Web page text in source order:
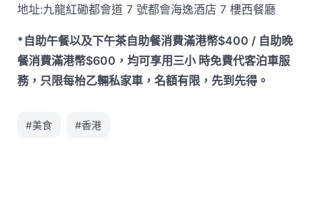
地址:九龍紅磡都會道 7 號都會海逸酒店 7 樓西餐廳
*自助午餐以及下午茶自助餐消費滿港幣$400 / 自助晚
餐消費滿港幣$600，均可享用三小 時免費代客泊車服
務，只限每枱乙輛私家車，名額有限，先到先得。
#美食 #香港